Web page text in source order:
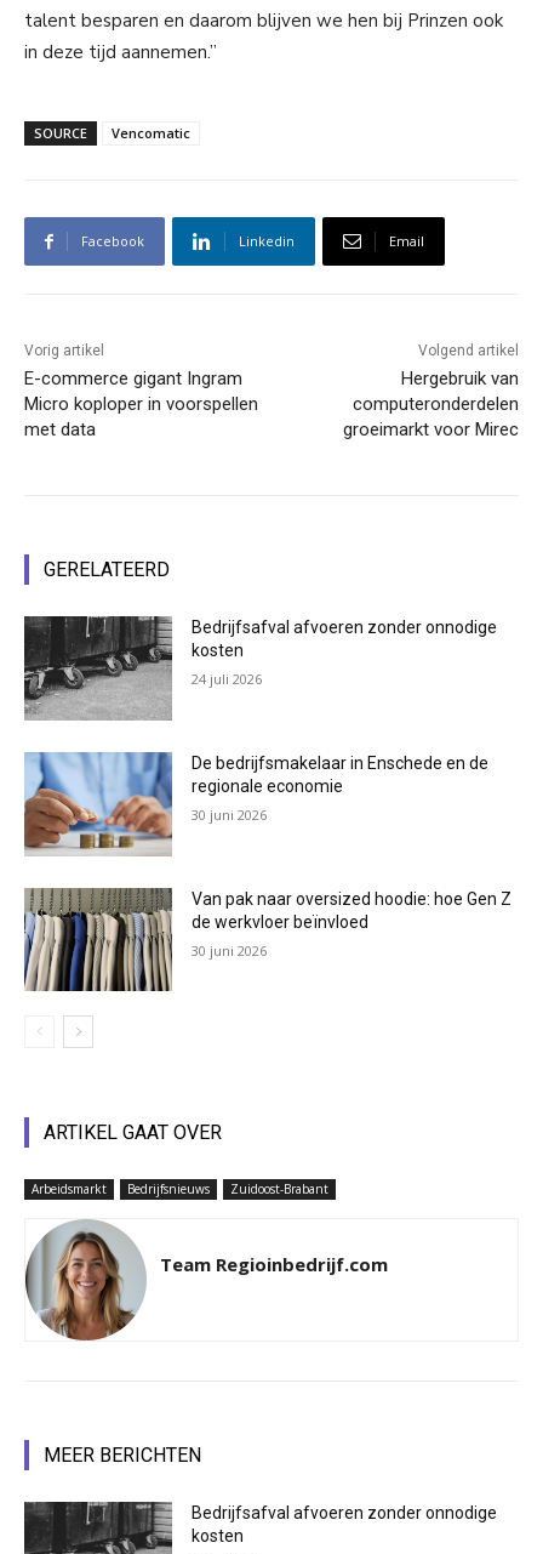
talent besparen en daarom blijven we hen bij Prinzen ook
in deze tijd aannemen.”
SOURCE Vencomatic
Facebook Linkedin Email
Vorig artikel
E-commerce gigant Ingram
Micro koploper in voorspellen
met data
Volgend artikel
Hergebruik van
computeronderdelen
groeimarkt voor Mirec
GERELATEERD
Bedrijfsafval afvoeren zonder onnodige
kosten
24 juli 2026
De bedrijfsmakelaar in Enschede en de
regionale economie
30 juni 2026
Van pak naar oversized hoodie: hoe Gen Z
de werkvloer beïnvloed
30 juni 2026
ARTIKEL GAAT OVER
Arbeidsmarkt Bedrijfsnieuws Zuidoost-Brabant
Team Regioinbedrijf.com
MEER BERICHTEN
Bedrijfsafval afvoeren zonder onnodige
kosten